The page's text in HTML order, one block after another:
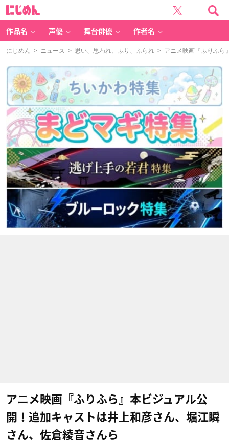
作品名 声優 舞台俳優 作者名
にじめん > ニュース > 思い、思われ、ふり、ふられ > アニメ映画『ふりふら
アニメ映画『ふりふら』本ビジュアル公
開！追加キャストは井上和彦さん、堀江瞬
さん、佐倉綾音さんら